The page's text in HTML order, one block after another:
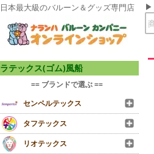
日本最大級のバルーン＆グッズ専門店
ラテックス(ゴム)風船
== ブランドで選ぶ ==
センペルテックス
タフテックス
リオテックス